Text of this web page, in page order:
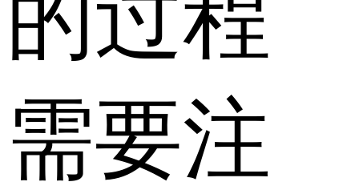
的过程
需要注